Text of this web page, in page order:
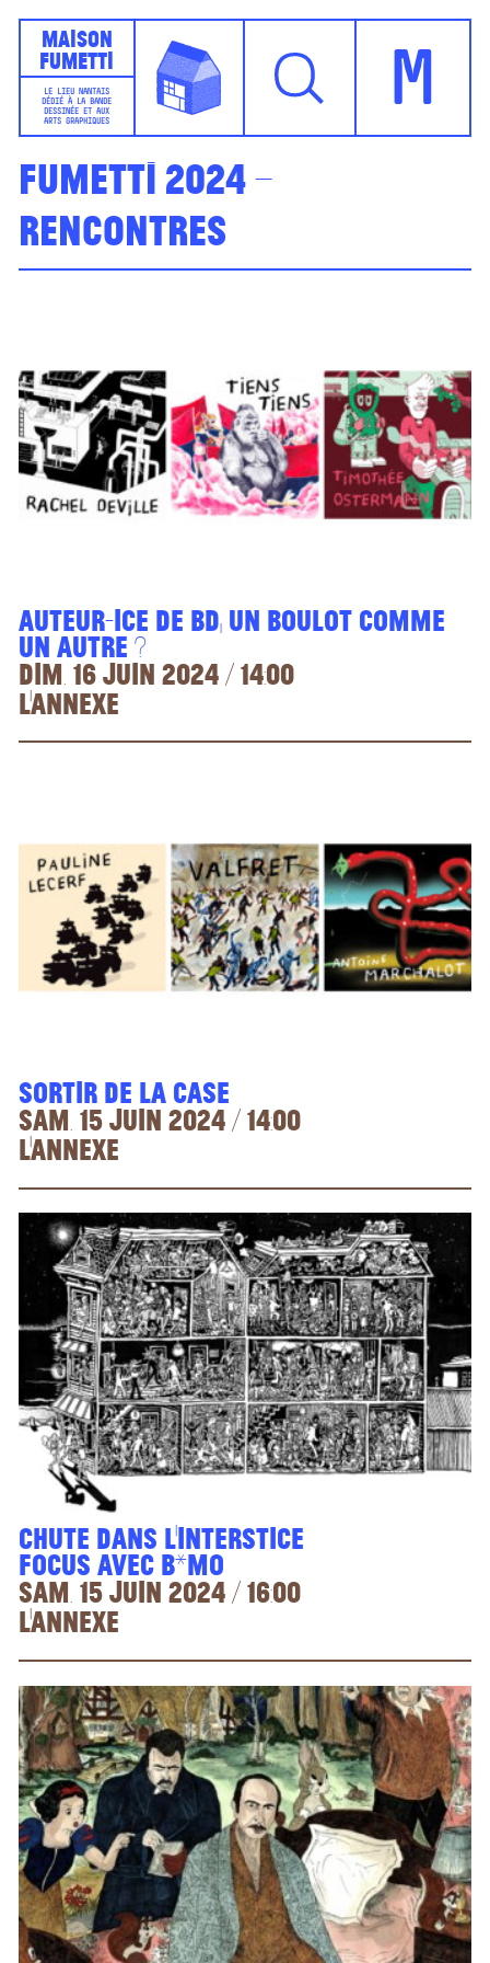
Maison
Fumetti
LE LIEU NANTAIS
DÉDIÉ À LA BANDE
DESSINÉE ET AUX
ARTS GRAPHIQUES
M
Fumetti 2024 –
rencontres
Auteur-ice de bd, un boulot comme
un autre ?
dim. 16 juin 2024 / 14:00
L'Annexe
Sortir de la case
sam. 15 juin 2024 / 14:00
L'Annexe
Chute dans l’interstice
Focus avec B*MO
sam. 15 juin 2024 / 16:00
L'Annexe